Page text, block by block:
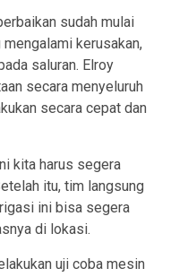
sudah mulai
kerusakan,
saluran. Elroy
secara menyeluruh
secara cepat dan
kita harus segera
itu, tim langsung
ini bisa segera
di lokasi.
uji coba mesin